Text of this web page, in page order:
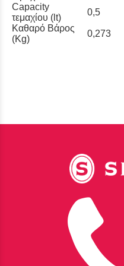
Capacity
τεμαχίου (lt)
0,5
Καθαρό Βάρος
(Kg)
0,273